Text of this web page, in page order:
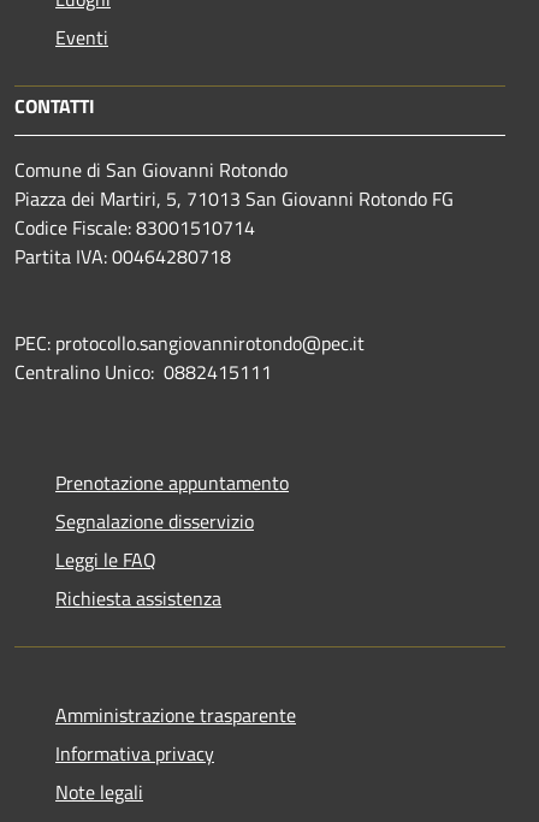
Eventi
CONTATTI
Comune di San Giovanni Rotondo
Piazza dei Martiri, 5, 71013 San Giovanni Rotondo FG
Codice Fiscale: 83001510714
Partita IVA: 00464280718
PEC: protocollo.sangiovannirotondo@pec.it
Centralino Unico: 0882415111
Prenotazione appuntamento
Segnalazione disservizio
Leggi le FAQ
Richiesta assistenza
Amministrazione trasparente
Informativa privacy
Note legali